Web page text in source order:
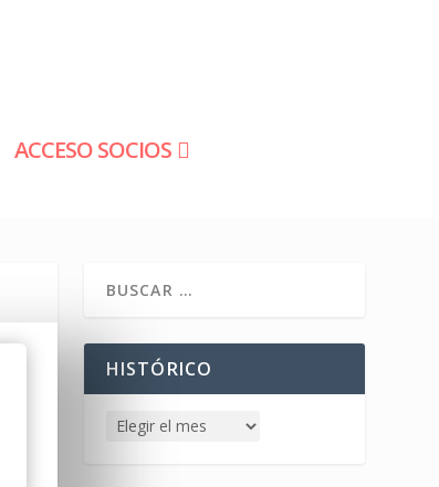
ACCESO SOCIOS
HISTÓRICO